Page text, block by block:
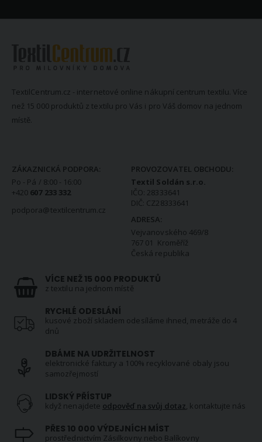
TextilCentrum.cz - internetové online nákupní centrum textilu. Více
než 15 000 produktů z textilu pro Vás i pro Váš domov na jednom
místě.
ZÁKAZNICKÁ PODPORA:
Po - Pá / 8:00 - 16:00
+420 607 233 332
podpora@textilcentrum.cz
PROVOZOVATEL OBCHODU:
Textil Soldán s.r.o.
IČO: 28333641
DIČ: CZ28333641
ADRESA:
Vejvanovského 469/8
767 01 Kroměříž
Česká republika
VÍCE NEŽ 15 000 PRODUKTŮ
z textilu na jednom místě
RYCHLÉ ODESLÁNÍ
kusové zboží skladem odesíláme ihned, metráže do 4
dnů
DBÁME NA UDRŽITELNOST
elektronické faktury a 100% recyklované obaly jsou
samozřejmostí
LIDSKÝ PŘÍSTUP
když nenajdete odpověď na svůj dotaz, kontaktujte nás
PŘES 10 000 VÝDEJNÍCH MÍST
prostřednictvím Zásilkovny nebo Balíkovny